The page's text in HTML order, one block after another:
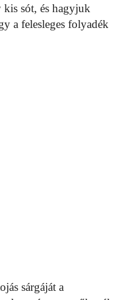
sót, és hagyjuk
a felesleges folyadék
sárgáját a